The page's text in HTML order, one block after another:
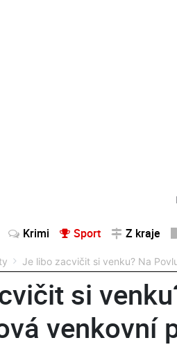
Krimi Sport Z kraje
Je libo zacvičit si venku? Na
si
venkovní